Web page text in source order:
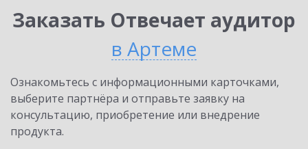
Заказать Отвечает аудитор
в Артеме
Ознакомьтесь с информационными карточками,
выберите партнёра и отправьте заявку на
консультацию, приобретение или внедрение
продукта.